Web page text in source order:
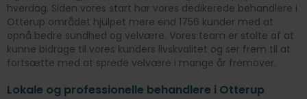
hverdag. Siden vores start har vores dedikerede behandlere i
Otterup området hjulpet mere end 1756 kunder med at
opnå bedre sundhed og velvære. Vores team er stolte af at
kunne bidrage til vores kunders livskvalitet og ser frem til at
fortsætte med at sprede velvære i mange år fremover.
Lokale og professionelle behandlere i Otterup